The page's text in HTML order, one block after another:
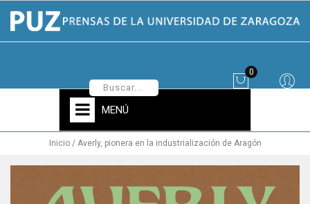
0
MENÚ
Inicio Averly, pionera en la industrialización de Aragón